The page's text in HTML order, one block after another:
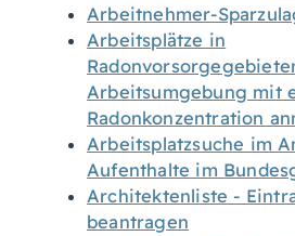
Arbeitnehmer-
Arbeitsplätze in
Arbeitsumgebung mit
Radonkonzentration
Arbeitsplatzsuche im
Aufenthalte im
Architektenliste -
beantragen